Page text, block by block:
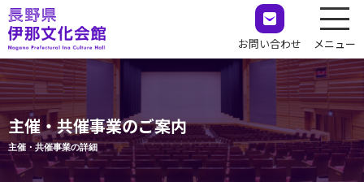
お問い合わせ メニュー
主催・共催事業のご案内
主催・共催事業の詳細